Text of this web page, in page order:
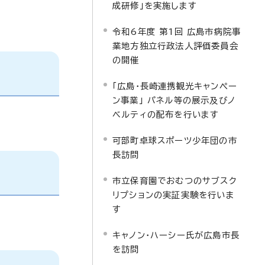
成研修」を実施します
令和6年度 第1回 広島市病院事
業地方独立行政法人評価委員会
の開催
「広島・長崎連携観光キャンペー
ン事業」 パネル等の展示及びノ
ベルティの配布を行います
可部町卓球スポーツ少年団の市
長訪問
市立保育園でおむつのサブスク
リプションの実証実験を行いま
す
キャノン・ハーシー氏が広島市長
を訪問